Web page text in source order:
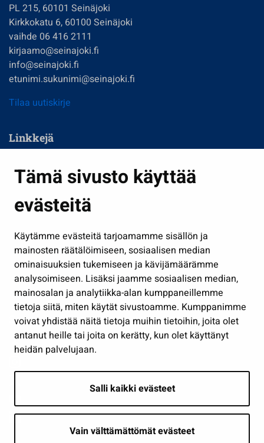
Tämä sivusto käyttää
evästeitä
Käytämme evästeitä tarjoamamme sisällön ja
mainosten räätälöimiseen, sosiaalisen median
ominaisuuksien tukemiseen ja kävijämäärämme
analysoimiseen. Lisäksi jaamme sosiaalisen median,
mainosalan ja analytiikka-alan kumppaneillemme
tietoja siitä, miten käytät sivustoamme. Kumppanimme
voivat yhdistää näitä tietoja muihin tietoihin, joita olet
antanut heille tai joita on kerätty, kun olet käyttänyt
heidän palvelujaan.
Salli kaikki evästeet
Vain välttämättömät evästeet
PL 215, 60101 Seinäjoki
Kirkkokatu 6, 60100 Seinäjoki
vaihde 06 416 2111
kirjaamo@seinajoki.fi
info@seinajoki.fi
etunimi.sukunimi@seinajoki.fi
Tilaa uutiskirje
Linkkejä
Kasvatus ja opetus
Kulttuuri ja liikunta
Työ ja yrittäminen
Osallistu ja asioi
Näytä omat evästeasetukseni
Seuraa meitä